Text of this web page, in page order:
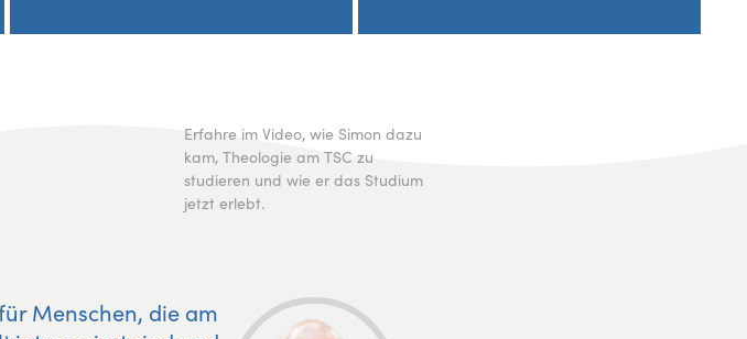
Erfahre im Video, wie Simon dazu
kam, Theologie am TSC zu
studieren und wie er das Studium
jetzt erlebt.
Menschen, die am